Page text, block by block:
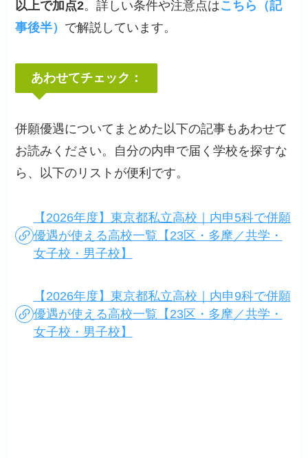
以上で加点2。詳しい条件や注意点はこちら（記
事後半） で解説しています。
あわせてチェック：
併願優遇についてまとめた以下の記事もあわせて
お読みください。自分の内申で届く学校を探すな
ら、以下のリストが便利です。
【2026年度】東京都私立高校｜内申5科で併願
優遇が使える高校一覧【23区・多摩／共学・
女子校・男子校】
【2026年度】東京都私立高校｜内申9科で併願
優遇が使える高校一覧【23区・多摩／共学・
女子校・男子校】